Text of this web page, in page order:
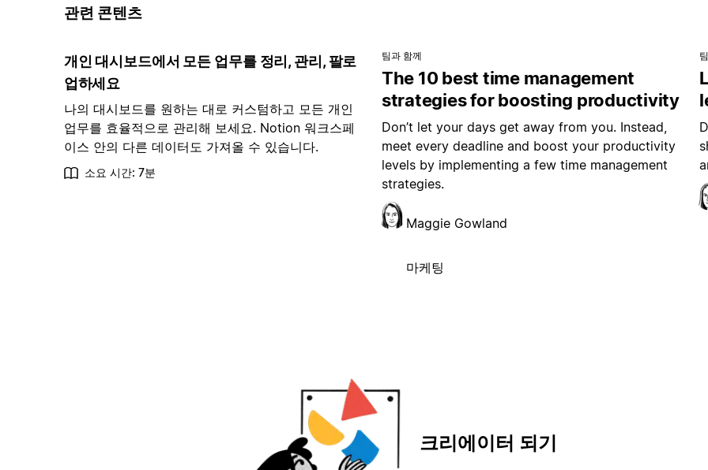
관련 콘텐츠
개인 대시보드에서 모든 업무를 정리, 관리, 팔로
업하세요
나의 대시보드를 원하는 대로 커스텀하고 모든 개인
업무를 효율적으로 관리해 보세요. Notion 워크스페
이스 안의 다른 데이터도 가져올 수 있습니다.
소요 시간: 7분
팀과 함께
The 10 best time management
strategies for boosting productivity
Don’t let your days get away from you. Instead,
meet every deadline and boost your productivity
levels by implementing a few time management
strategies.
Maggie Gowland
마케팅
크리에이터 되기